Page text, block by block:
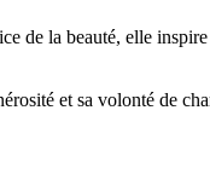
de la beauté, elle
et sa volonté de